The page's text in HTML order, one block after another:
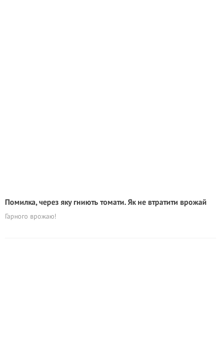
Помилка, через яку гниють томати. Як не втратити врожай
Гарного врожаю!